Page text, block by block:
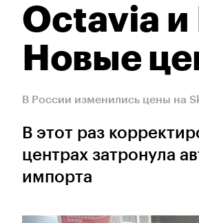
Octavia
Новые
В России изменились цены на
В этот раз
центрах затронула
импорта